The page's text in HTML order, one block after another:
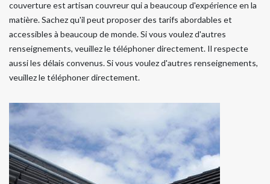
couverture est artisan couvreur qui a beaucoup d'expérience en la
matière. Sachez qu'il peut proposer des tarifs abordables et
accessibles à beaucoup de monde. Si vous voulez d'autres
renseignements, veuillez le téléphoner directement. Il respecte
aussi les délais convenus. Si vous voulez d'autres renseignements,
veuillez le téléphoner directement.